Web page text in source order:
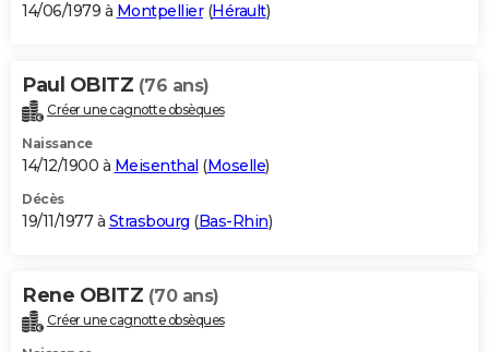
14/06/1979 à Montpellier(Hérault)
Paul OBITZ (76 ans)
Créer une cagnotte obsèques
Naissance
14/12/1900 à Meisenthal (Moselle)
Décès
19/11/1977 à Strasbourg (Bas-Rhin)
Rene OBITZ (70 ans)
Créer une cagnotte obsèques